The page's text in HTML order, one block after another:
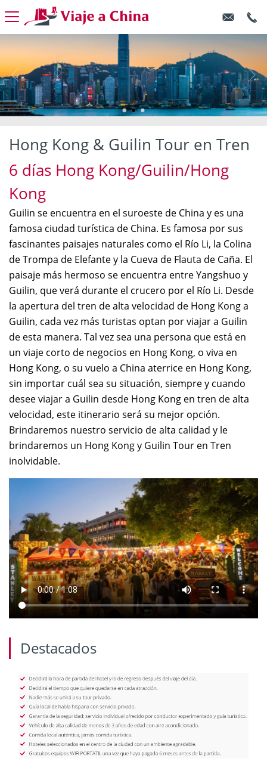
Hong Kong & Guilin Tour en Tren
6 días Hong Kong/Guilin/Hong
Kong
Guilin se encuentra en el suroeste de China y es una
famosa ciudad turística de China. Es famosa por sus
fascinantes paisajes naturales como el Río Li, la Colina
de Trompa de Elefante y la Cueva de Flauta de Caña. El
paisaje más hermoso se encuentra entre Yangshuo y
Guilin, que verá durante el crucero por el Río Li. Desde
la apertura del tren de alta velocidad de Hong Kong a
Guilin, cada vez más turistas optan por viajar a Guilin
de esta manera. Tal vez sea una persona que está en
un viaje corto de negocios en Hong Kong, o viva en
Hong Kong, o su vuelo a China aterrice en Hong Kong,
sin importar cuál sea su situación, siempre y cuando
desee viajar a Guilin desde Hong Kong en tren de alta
velocidad, este itinerario será su mejor opción.
Brindaremos nuestro servicio de alta calidad y le
brindaremos un Hong Kong y Guilin Tour en Tren
inolvidable.
Destacados